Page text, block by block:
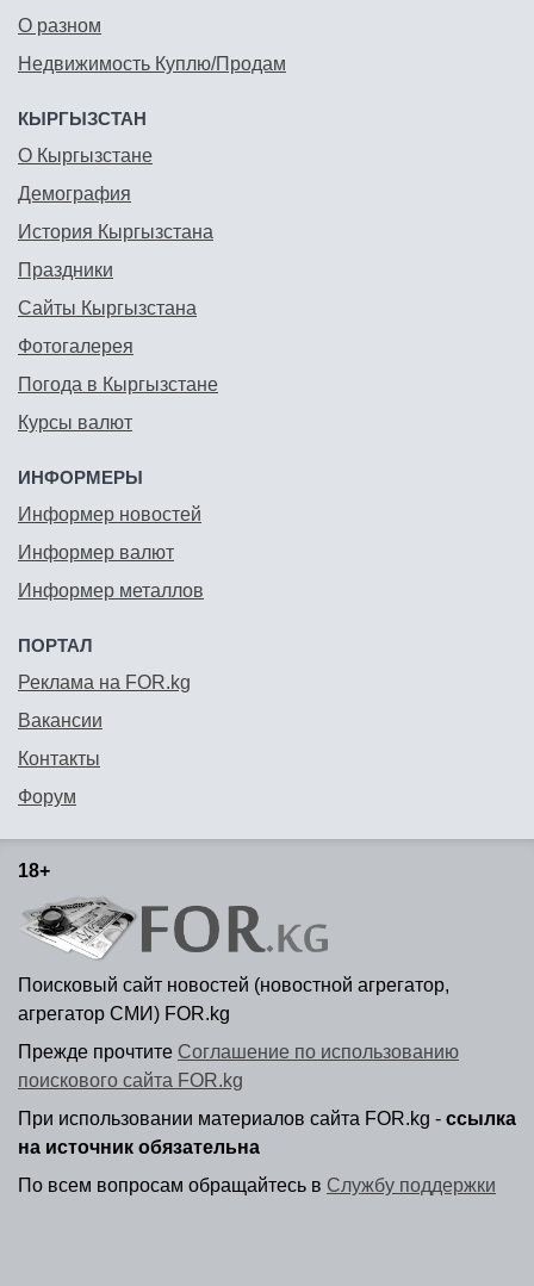
О разном
Недвижимость Куплю/Продам
КЫРГЫЗСТАН
О Кыргызстане
Демография
История Кыргызстана
Праздники
Сайты Кыргызстана
Фотогалерея
Погода в Кыргызстане
Курсы валют
ИНФОРМЕРЫ
Информер новостей
Информер валют
Информер металлов
ПОРТАЛ
Реклама на FOR.kg
Вакансии
Контакты
Форум
18+
Поисковый сайт новостей (новостной агрегатор,
агрегатор СМИ) FOR.kg
Прежде прочтите Соглашение по использованию
поискового сайта FOR.kg
При использовании материалов сайта FOR.kg - ссылка
на источник обязательна
По всем вопросам обращайтесь в Службу поддержки